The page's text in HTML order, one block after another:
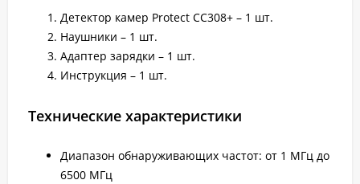
Детектор камер Protect CC308+ – 1 шт.
Наушники – 1 шт.
Адаптер зарядки – 1 шт.
Инструкция – 1 шт.
Технические характеристики
Диапазон обнаруживающих частот: от 1 МГц до
6500 МГц